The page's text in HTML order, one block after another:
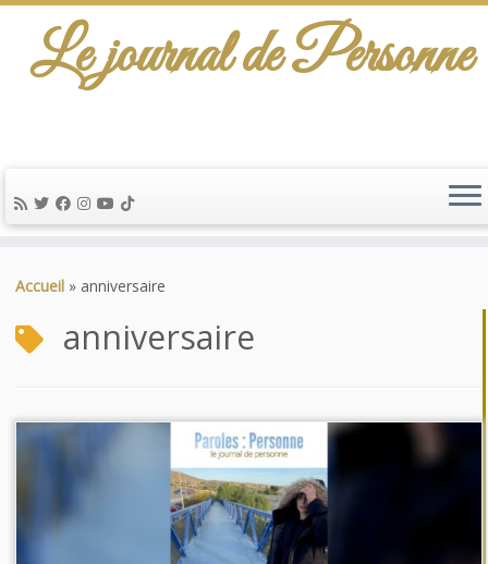
au
Le journal de Personne
Accueil » anniversaire
anniversaire